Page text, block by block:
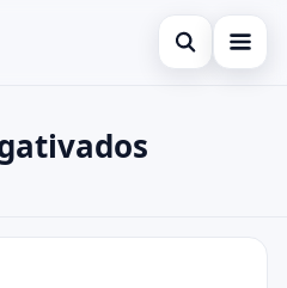
Abrir busca
ou ESC para fechar.